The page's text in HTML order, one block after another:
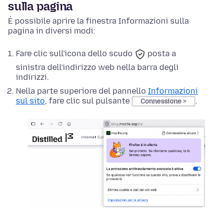
sulla pagina
È possibile aprire la finestra Informazioni sulla
pagina in diversi modi:
Fare clic sull'icona dello scudo
posta a
sinistra dell'indirizzo web nella barra degli
indirizzi.
Nella parte superiore del pannello Informazioni
sul sito, fare clic sul pulsante Connessione > .